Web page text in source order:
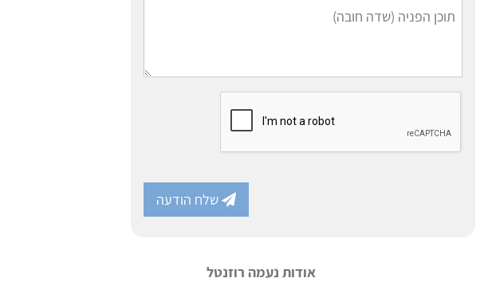
שלח הודעה
אודות נעמה רוזנטל